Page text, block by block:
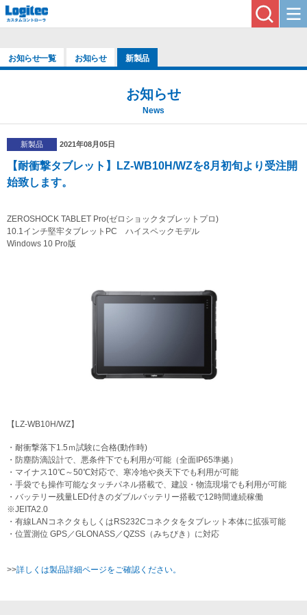
お知らせ一覧 お知らせ 新製品
お知らせ
News
新製品 2021年08月05日
【耐衝撃タブレット】LZ-WB10H/WZを8月初旬より受注開
始致します。
ZEROSHOCK TABLET Pro(ゼロショックタブレットプロ)
10.1インチ堅牢タブレットPC ハイスペックモデル
Windows 10 Pro版
【LZ-WB10H/WZ】
・耐衝撃落下1.5ｍ試験に合格(動作時)
・防塵防滴設計で、悪条件下でも利用が可能（全面IP65準拠）
・マイナス10℃～50℃対応で、寒冷地や炎天下でも利用が可能
・手袋でも操作可能なタッチパネル搭載で、建設・物流現場でも利用が可能
・バッテリー残量LED付きのダブルバッテリー搭載で12時間連続稼働
※JEITA2.0
・有線LANコネクタもしくはRS232Cコネクタをタブレット本体に拡張可能
・位置測位 GPS／GLONASS／QZSS（みちびき）に対応
>>詳しくは製品詳細ページをご確認ください。